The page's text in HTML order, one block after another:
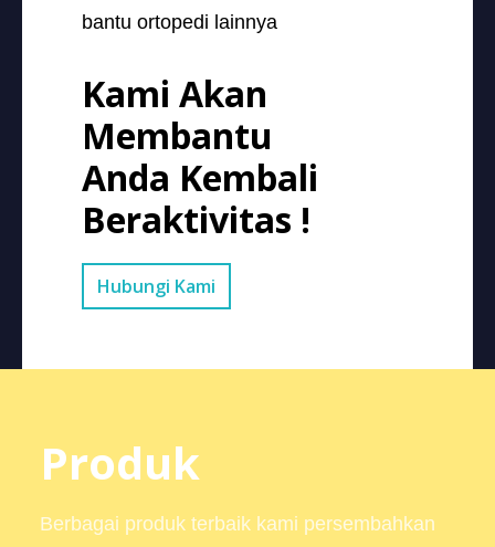
bantu ortopedi lainnya
Kami Akan
Membantu
Anda Kembali
Beraktivitas !
Hubungi Kami
Produk
Berbagai produk terbaik kami persembahkan